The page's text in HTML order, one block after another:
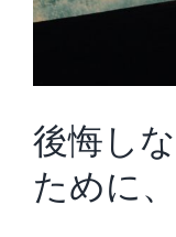
後悔し
ために